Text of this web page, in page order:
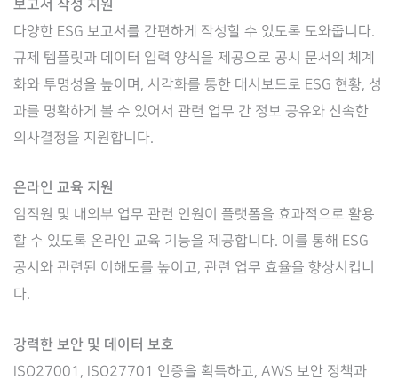
보고서 작성 지원
다양한 ESG 보고서를 간편하게 작성할 수 있도록 도와줍니다.
규제 템플릿과 데이터 입력 양식을 제공으로 공시 문서의 체계
화와 투명성을 높이며, 시각화를 통한 대시보드로 ESG 현황, 성
과를 명확하게 볼 수 있어서 관련 업무 간 정보 공유와 신속한
의사결정을 지원합니다.
온라인 교육 지원
임직원 및 내외부 업무 관련 인원이 플랫폼을 효과적으로 활용
할 수 있도록 온라인 교육 기능을 제공합니다. 이를 통해 ESG
공시와 관련된 이해도를 높이고, 관련 업무 효율을 향상시킵니
다.
강력한 보안 및 데이터 보호
ISO27001, ISO27701 인증을 획득하고, AWS 보안 정책과